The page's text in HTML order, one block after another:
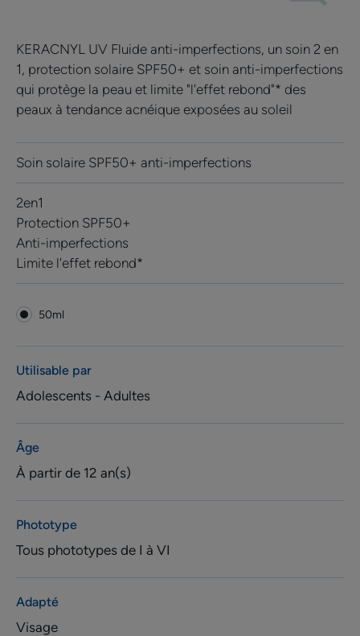
KERACNYL UV Fluide anti-imperfections, un soin 2 en
1, protection solaire SPF50+ et soin anti-imperfections
qui protège la peau et limite "l'effet rebond"* des
peaux à tendance acnéique exposées au soleil
Soin solaire SPF50+ anti-imperfections
2en1
Protection SPF50+
Anti-imperfections
Limite l'effet rebond*
50ml
Utilisable par
Adolescents - Adultes
Âge
À partir de 12 an(s)
Phototype
Tous phototypes de I à VI
Adapté
Visage